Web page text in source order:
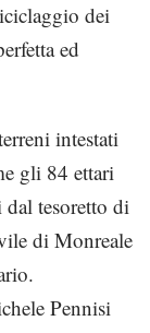
dei
ed
intestati
gli 84 ettari
tesoretto di
di Monreale
Pennisi